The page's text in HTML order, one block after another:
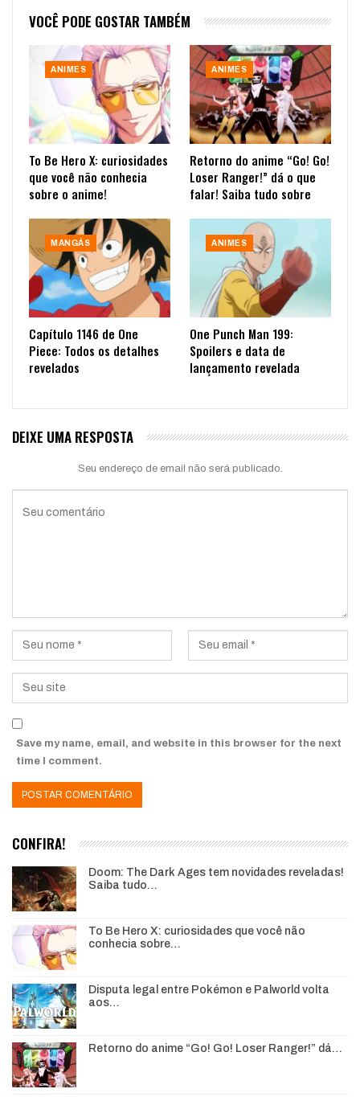
VOCÊ PODE GOSTAR TAMBÉM
ANIMES
To Be Hero X: curiosidades
que você não conhecia
sobre o anime!
ANIMES
Retorno do anime “Go! Go!
Loser Ranger!” dá o que
falar! Saiba tudo sobre
MANGÁS
Capítulo 1146 de One
Piece: Todos os detalhes
revelados
ANIMES
One Punch Man 199:
Spoilers e data de
lançamento revelada
DEIXE UMA RESPOSTA
Seu endereço de email não será publicado.
Save my name, email, and website in this browser for the next
time I comment.
CONFIRA!
Doom: The Dark Ages tem novidades reveladas!
Saiba tudo…
To Be Hero X: curiosidades que você não
conhecia sobre…
Disputa legal entre Pokémon e Palworld volta
aos…
Retorno do anime “Go! Go! Loser Ranger!” dá…